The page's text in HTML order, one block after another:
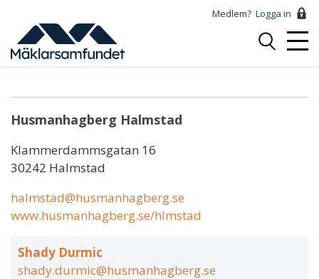
huvudinnehåll
Medlem? Logga in
Logga
Emil Larsson
Husmanhagberg Halmstad
Klammerdammsgatan 16
30242 Halmstad
halmstad@husmanhagberg.se
www.husmanhagberg.se/hlmstad
Shady Durmic
shady.durmic@husmanhagberg.se